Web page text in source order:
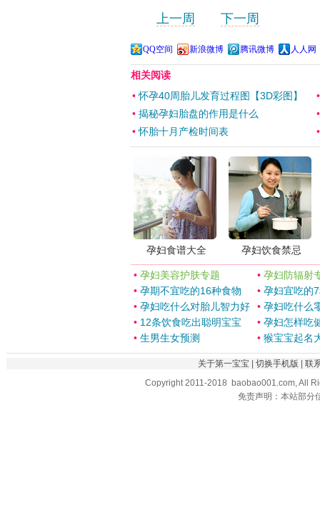
上一周
下一周
QQ空间 新浪微博 腾讯微博 人人网
相关阅读
•怀孕40周胎儿发育过程图【3D彩图】
• 揭秘孕妇胎盘的作用是什么
•怀胎十月产检时间表
孕妇食谱大全 孕妇饮食禁忌
• 孕妇美容护肤专题 •孕妇防辐射
• 孕期不宜吃的16种食物 •孕妇宜吃的
• 孕妇吃什么对胎儿智力好 •孕妇吃什么
• 12条饮食吃出聪明宝宝 •孕妇怎样吃
• 生男生女预测 •猴宝宝起名
关于第一宝宝 切换手机版
联
Copyright 2011-2018 baobao001.com, All
免责声明：本站部分